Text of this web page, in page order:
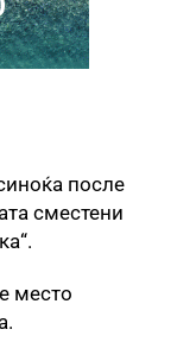
после
сместени
место